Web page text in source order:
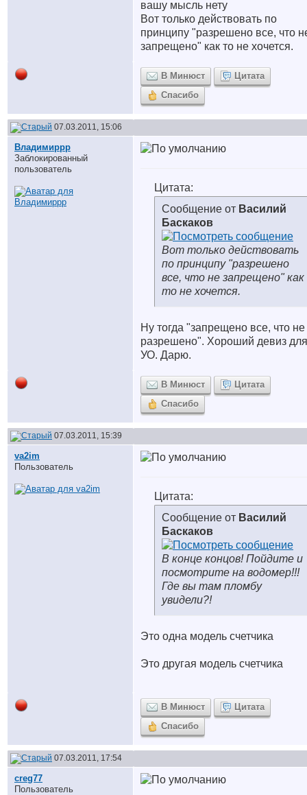
вашу мысль нету
Вот только действовать по
принципу "разрешено все, что
запрещено" как то не хочется.
В Минюст
Цитата
Спасибо
07.03.2011, 15:06
Владимиррр
Заблокированный
пользователь
Цитата:
Сообщение от Василий
Баскаков
Вот только действовать
по принципу "разрешено
все, что не запрещено" как
то не хочется.
Ну тогда "запрещено все, что не
разрешено". Хороший девиз для
УО. Дарю.
В Минюст
Цитата
Спасибо
07.03.2011, 15:39
va2im
Пользователь
Цитата:
Сообщение от Василий
Баскаков
В конце концов! Пойдите и
посмотрите на водомер!!!
Где вы там пломбу
увидели?!
Это одна модель счетчика
Это другая модель счетчика
В Минюст
Цитата
Спасибо
07.03.2011, 17:54
creg77
Пользователь